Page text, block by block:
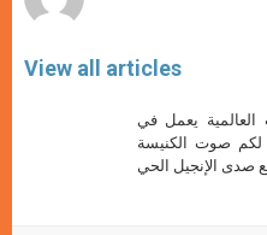
View all articles
يعمل في
لكم صوت الكنيسة